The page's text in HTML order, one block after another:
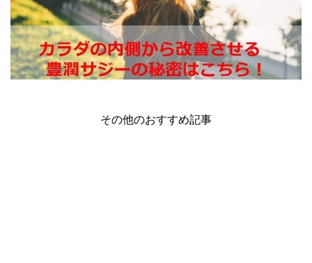
その他のおすすめ記事